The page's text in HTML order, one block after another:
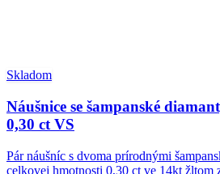
Skladom
Náušnice se šampanské
0,30 ct VS
Pár náušníc s dvoma prírodnými
celkovej hmotnosti 0,30 ct ve 14kt žltom